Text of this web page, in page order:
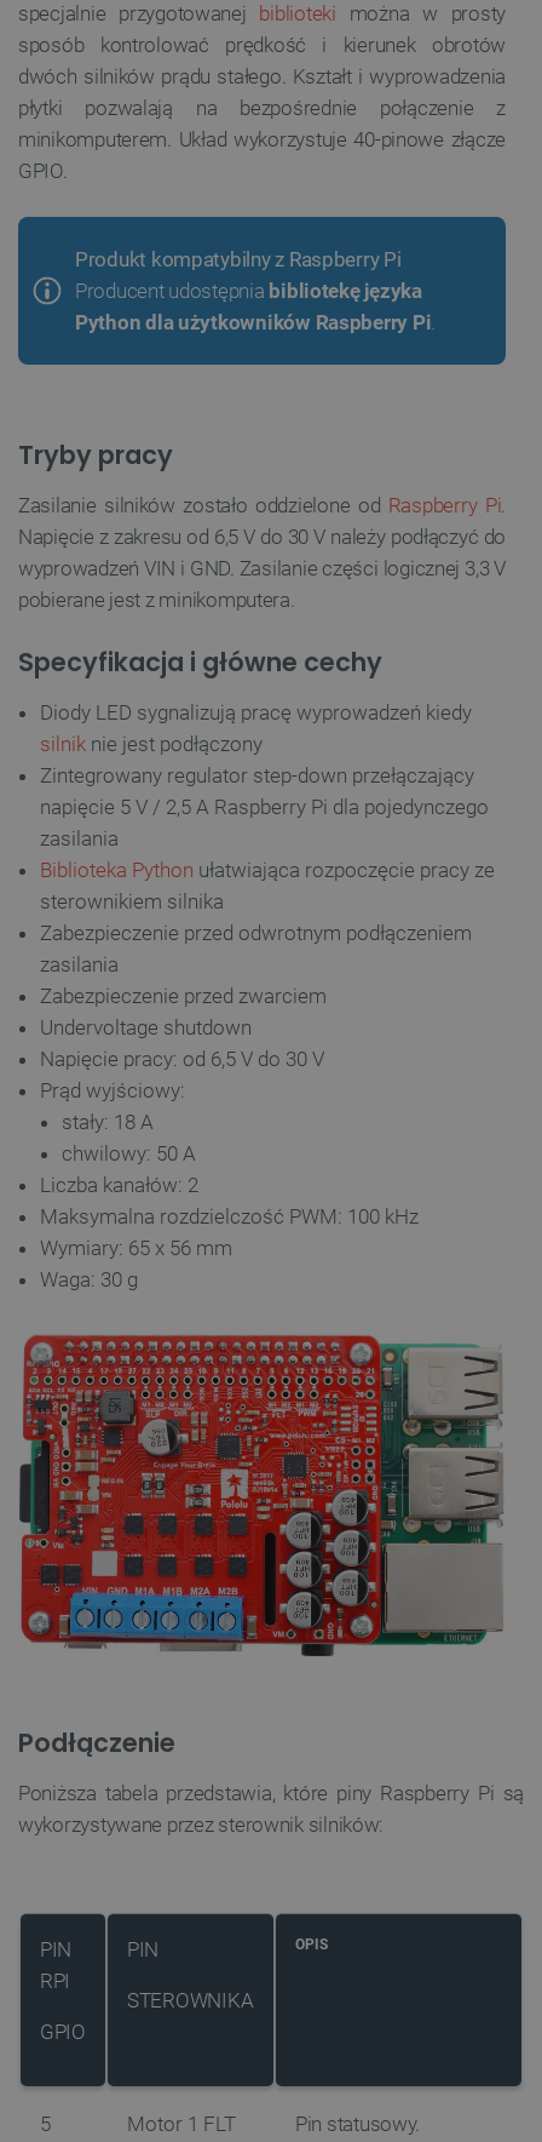
specjalnie przygotowanej biblioteki można w prosty
sposób kontrolować prędkość i kierunek obrotów
dwóch silników prądu stałego. Kształt i wyprowadzenia
płytki pozwalają na bezpośrednie połączenie z
minikomputerem. Układ wykorzystuje 40-pinowe złącze
GPIO.
Produkt kompatybilny z Raspberry Pi
Producent udostępnia bibliotekę języka
Python dla użytkowników Raspberry Pi
Tryby pracy
Zasilanie silników zostało oddzielone od Raspberry Pi
Napięcie z zakresu od 6,5 V do 30 V należy podłączyć do
wyprowadzeń VIN i GND. Zasilanie części logicznej 3,3 V
pobierane jest z minikomputera.
Specyfikacja i główne cechy
Diody LED sygnalizują pracę wyprowadzeń kiedy
silnik nie jest podłączony
Zintegrowany regulator step-down przełączający
napięcie 5 V / 2,5 A Raspberry Pi dla pojedynczego
zasilania
Biblioteka Python ułatwiająca rozpoczęcie pracy ze
sterownikiem silnika
Zabezpieczenie przed odwrotnym podłączeniem
zasilania
Zabezpieczenie przed zwarciem
Undervoltage shutdown
Napięcie pracy: od 6,5 V do 30 V
Prąd wyjściowy:
stały: 18 A
chwilowy: 50 A
Liczba kanałów: 2
Maksymalna rozdzielczość PWM: 100 kHz
Wymiary: 65 x 56 mm
Waga: 30 g
Podłączenie
Poniższa tabela przedstawia, które piny Raspberry Pi są
wykorzystywane przez sterownik silników:
PIN
RPI
GPIO
PIN
STEROWNIKA
OPIS
5 Motor 1 FLT
Pin statusowy.